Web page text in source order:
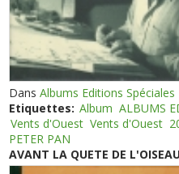
DansAlbums Editions Spéciales
Etiquettes: Album ALBUMS
Vents d'Ouest Vents d'Ouest
PETER PAN
AVANT LA QUETE DE